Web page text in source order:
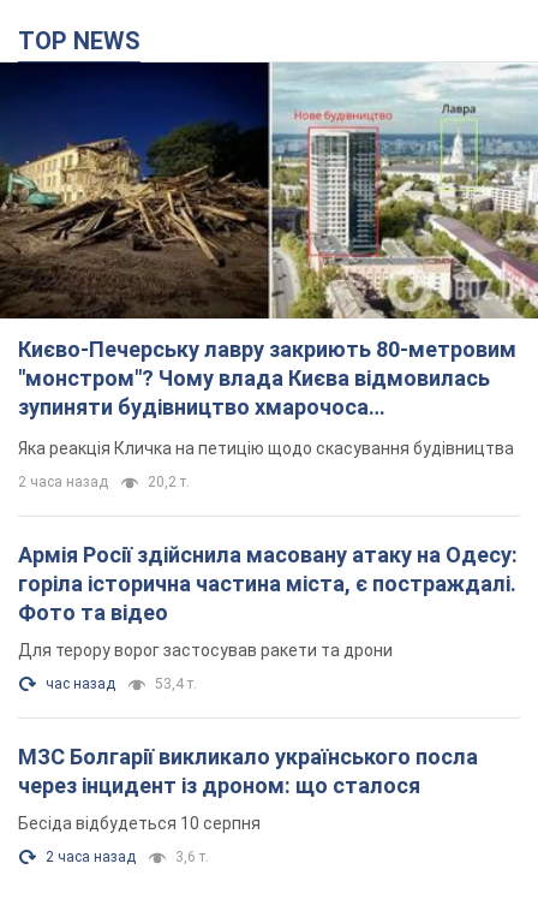
TOP NEWS
Києво-Печерську лавру закриють 80-метровим
"монстром"? Чому влада Києва відмовилась
зупиняти будівництво хмарочоса
"московського вірянина"
Яка реакція Кличка на петицію щодо скасування будівництва
2 часа назад 20,2 т.
Армія Росії здійснила масовану атаку на Одесу:
горіла історична частина міста, є постраждалі.
Фото та відео
Для терору ворог застосував ракети та дрони
час назад 53,4 т.
МЗС Болгарії викликало українського посла
через інцидент із дроном: що сталося
Бесіда відбудеться 10 серпня
2 часа назад 3,6 т.